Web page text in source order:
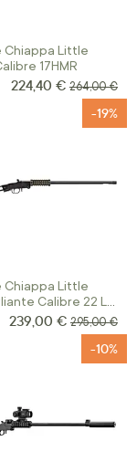
Chiappa Little
17HMR
Prix Spécial
224,40 € Prix normal
264,00 €
Chiappa Little
Calibre 22 LR
-19%
Prix Spécial
239,00 € Prix normal
295,00 €
-10%